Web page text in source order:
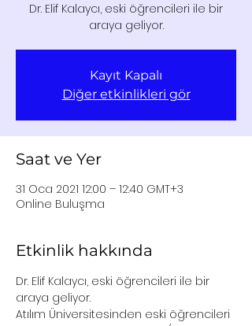
Dr. Elif Kalaycı, eski öğrencileri ile bir
araya geliyor.
Kayıt Kapalı
Diğer etkinlikleri gör
Saat ve Yer
31 Oca 2021 12:00 – 12:40 GMT+3
Online Buluşma
Etkinlik hakkında
Dr. Elif Kalaycı, eski öğrencileri ile bir
araya geliyor.
Atılım Üniversitesinden eski öğrencileri